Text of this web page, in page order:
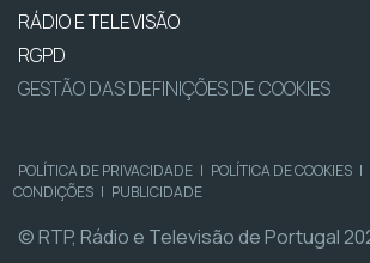
RÁDIO E TELEVISÃO
RGPD
GESTÃO DAS DEFINIÇÕES DE COOKIES
POLÍTICA DE PRIVACIDADE | POLÍTICA DE COOKIES |
CONDIÇÕES | PUBLICIDADE
© RTP, Rádio e Televisão de Portugal